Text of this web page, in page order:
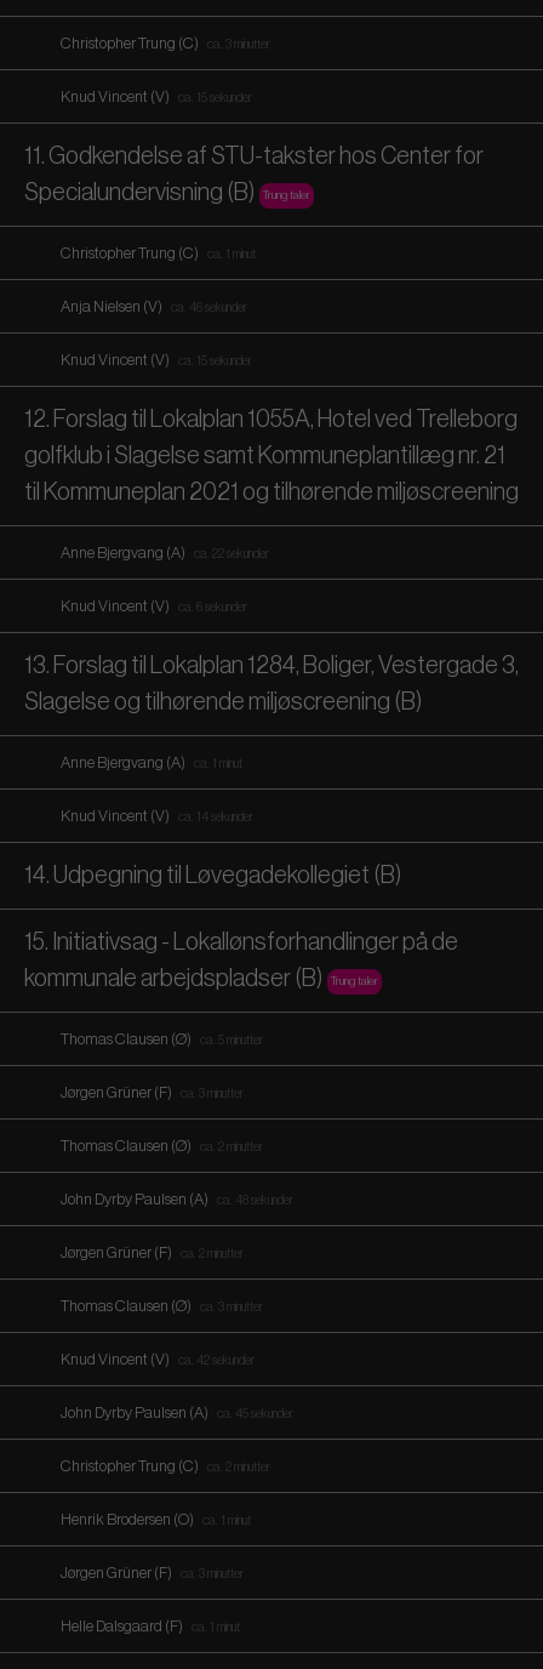
Christopher Trung (C) ca. 3 minutter
Knud Vincent (V) ca. 15 sekunder
11. Godkendelse af STU-takster hos Center for
Specialundervisning (B)
Trung taler
Christopher Trung (C) ca. 1 minut
Anja Nielsen (V) ca. 46 sekunder
Knud Vincent (V) ca. 15 sekunder
12. Forslag til Lokalplan 1055A, Hotel ved Trelleborg
golfklub i Slagelse samt Kommuneplantillæg nr. 21
til Kommuneplan 2021 og tilhørende miljøscreening
Anne Bjergvang (A) ca. 22 sekunder
Knud Vincent (V) ca. 6 sekunder
13. Forslag til Lokalplan 1284, Boliger, Vestergade 3,
Slagelse og tilhørende miljøscreening (B)
Anne Bjergvang (A) ca. 1 minut
Knud Vincent (V) ca. 14 sekunder
14. Udpegning til Løvegadekollegiet (B)
15. Initiativsag - Lokallønsforhandlinger på de
kommunale arbejdspladser (B)
Trung taler
Thomas Clausen (Ø) ca. 5 minutter
Jørgen Grüner (F) ca. 3 minutter
Thomas Clausen (Ø) ca. 2 minutter
John Dyrby Paulsen (A) ca. 48 sekunder
Jørgen Grüner (F) ca. 2 minutter
Thomas Clausen (Ø) ca. 3 minutter
Knud Vincent (V) ca. 42 sekunder
John Dyrby Paulsen (A) ca. 45 sekunder
Christopher Trung (C) ca. 2 minutter
Henrik Brodersen (O) ca. 1 minut
Jørgen Grüner (F) ca. 3 minutter
Helle Dalsgaard (F) ca. 1 minut